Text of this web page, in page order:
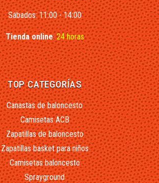
Sábados: 11:00 - 14:00
Tienda online:24 horas
TOP CATEGORÍAS
Canastas de baloncesto
Camisetas ACB
Zapatillas de baloncesto
Zapatillas basket para niños
Camisetas baloncesto
Sprayground